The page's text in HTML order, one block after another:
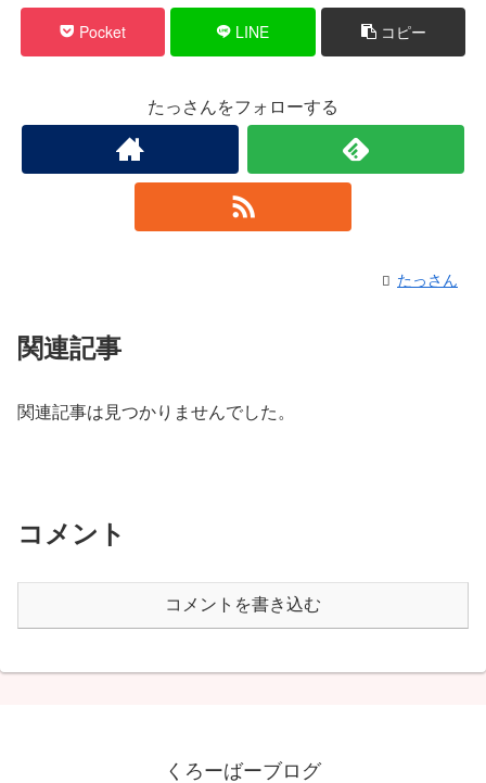
Pocket LINE コピー
たっさんをフォローする
たっさん
関連記事
関連記事は見つかりませんでした。
コメント
コメントを書き込む
くろーばーブログ